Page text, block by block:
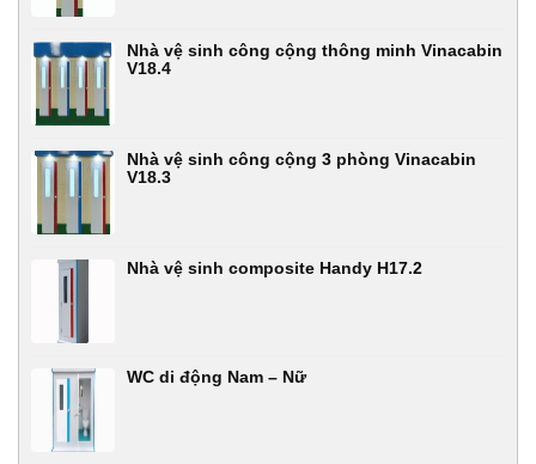
Nhà vệ sinh công cộng thông minh Vinacabin
V18.4
Nhà vệ sinh công cộng 3 phòng Vinacabin
V18.3
Nhà vệ sinh composite Handy H17.2
WC di động Nam – Nữ